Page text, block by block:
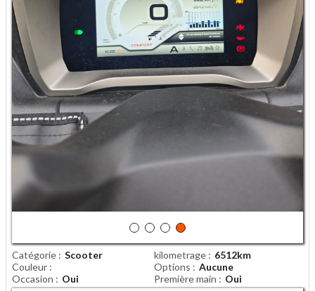
Catégorie Scooter kilometrage
6512km
Couleur
Options
Aucune
Occasion
Oui Première main
Oui